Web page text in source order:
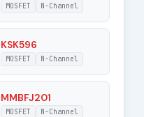
MOSFET N-Channel
KSK596
MOSFET N-Channel
MMBFJ201
MOSFET N-Channel